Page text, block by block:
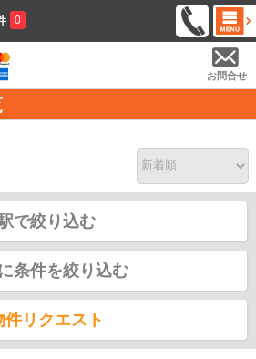
0
お問合せ
で絞り込む
条件を絞り込む
件リクエスト